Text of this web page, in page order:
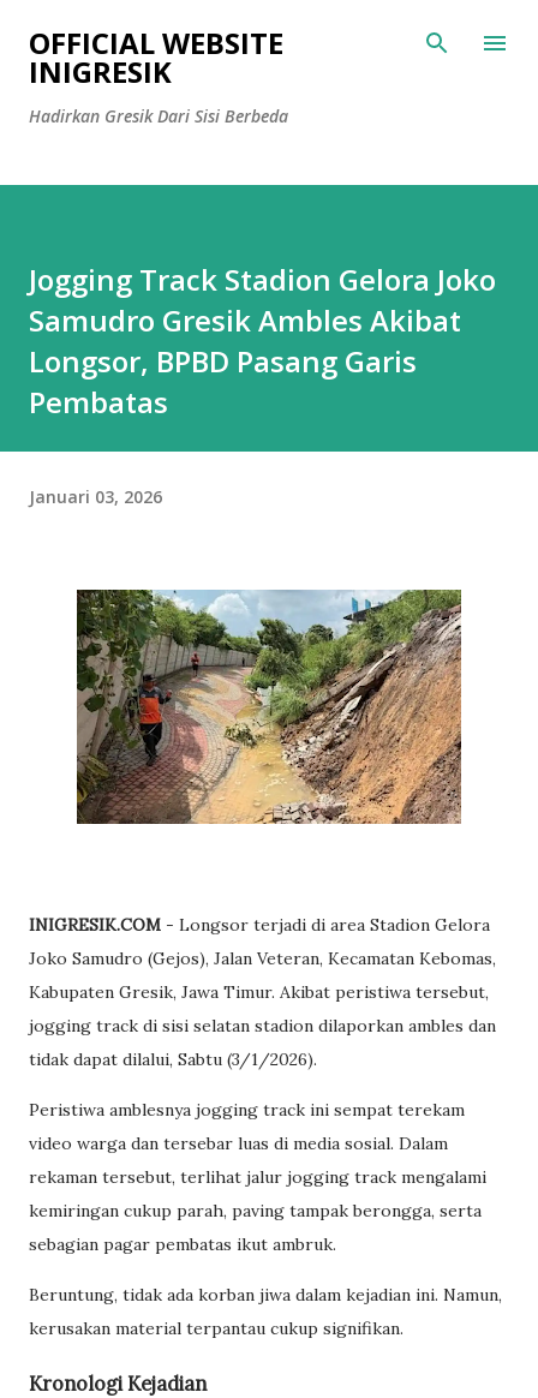
Langsung ke konten utama
OFFICIAL WEBSITE
INIGRESIK
Hadirkan Gresik Dari Sisi Berbeda
Jogging Track Stadion Gelora Joko
Samudro Gresik Ambles Akibat
Longsor, BPBD Pasang Garis
Pembatas
Januari 03, 2026
INIGRESIK.COM - Longsor terjadi di area Stadion Gelora
Joko Samudro (Gejos), Jalan Veteran, Kecamatan Kebomas,
Kabupaten Gresik, Jawa Timur. Akibat peristiwa tersebut,
jogging track di sisi selatan stadion dilaporkan ambles dan
tidak dapat dilalui, Sabtu (3/1/2026).
Peristiwa amblesnya jogging track ini sempat terekam
video warga dan tersebar luas di media sosial. Dalam
rekaman tersebut, terlihat jalur jogging track mengalami
kemiringan cukup parah, paving tampak berongga, serta
sebagian pagar pembatas ikut ambruk.
Beruntung, tidak ada korban jiwa dalam kejadian ini. Namun,
kerusakan material terpantau cukup signifikan.
Kronologi Kejadian